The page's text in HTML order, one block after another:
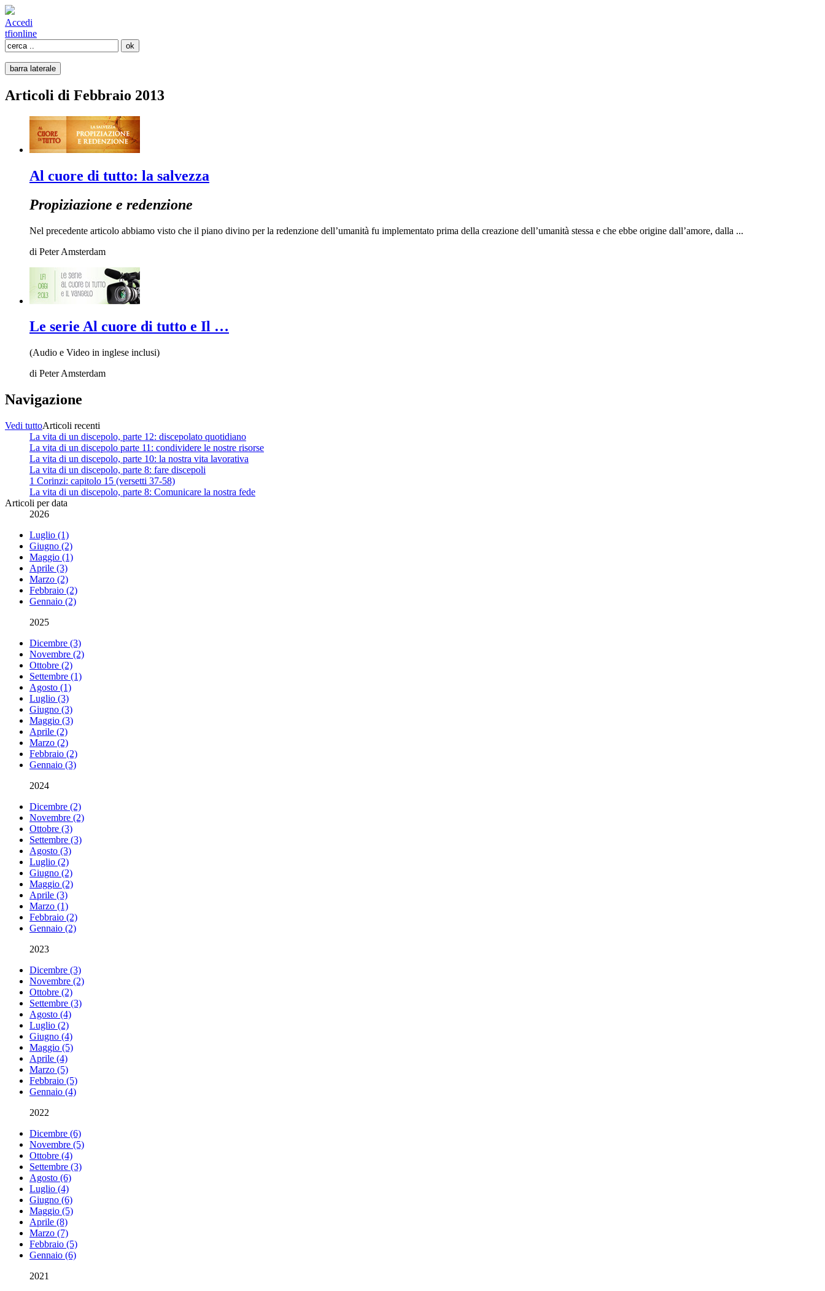
Accedi
tfionline
barra laterale
Articoli di Febbraio 2013
Al cuore di tutto: la salvezza
Propiziazione e redenzione
Nel precedente articolo abbiamo visto che il piano divino per la redenzione dell’umanità fu implementato prima della creazione dell’umanità stessa e che ebbe origine dall’amore, dalla ...
di Peter Amsterdam
Le serie Al cuore di tutto e Il …
(Audio e Video in inglese inclusi)
di Peter Amsterdam
Navigazione
Vedi tuttoArticoli recenti
La vita di un discepolo, parte 12: discepolato quotidiano
La vita di un discepolo parte 11: condividere le nostre risorse
La vita di un discepolo, parte 10: la nostra vita lavorativa
La vita di un discepolo, parte 8: fare discepoli
1 Corinzi: capitolo 15 (versetti 37-58)
La vita di un discepolo, parte 8: Comunicare la nostra fede
Articoli per data
2026
Luglio (1)
Giugno (2)
Maggio (1)
Aprile (3)
Marzo (2)
Febbraio (2)
Gennaio (2)
2025
Dicembre (3)
Novembre (2)
Ottobre (2)
Settembre (1)
Agosto (1)
Luglio (3)
Giugno (3)
Maggio (3)
Aprile (2)
Marzo (2)
Febbraio (2)
Gennaio (3)
2024
Dicembre (2)
Novembre (2)
Ottobre (3)
Settembre (3)
Agosto (3)
Luglio (2)
Giugno (2)
Maggio (2)
Aprile (3)
Marzo (1)
Febbraio (2)
Gennaio (2)
2023
Dicembre (3)
Novembre (2)
Ottobre (2)
Settembre (3)
Agosto (4)
Luglio (2)
Giugno (4)
Maggio (5)
Aprile (4)
Marzo (5)
Febbraio (5)
Gennaio (4)
2022
Dicembre (6)
Novembre (5)
Ottobre (4)
Settembre (3)
Agosto (6)
Luglio (4)
Giugno (6)
Maggio (5)
Aprile (8)
Marzo (7)
Febbraio (5)
Gennaio (6)
2021